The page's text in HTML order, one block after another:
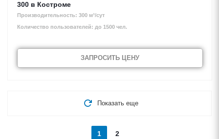
300 в Костроме
Производительность: 300 м³/сут
Количество пользователей: до 1500 чел.
ЗАПРОСИТЬ ЦЕНУ
Показать еще
1 2